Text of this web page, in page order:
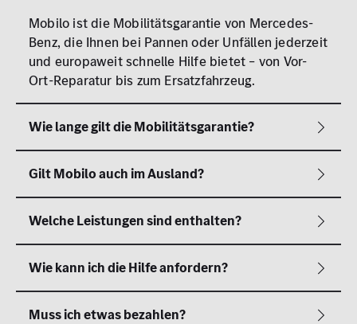
Mobilo ist die Mobilitätsgarantie von Mercedes-
Benz, die Ihnen bei Pannen oder Unfällen jederzeit
und europaweit schnelle Hilfe bietet – von Vor-
Ort-Reparatur bis zum Ersatzfahrzeug.